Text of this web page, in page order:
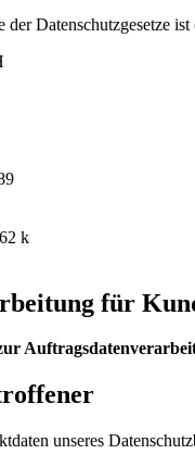
der Datenschutzgesetze
k
für
unseres